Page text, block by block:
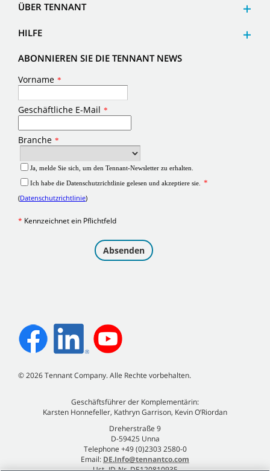
ÜBER TENNANT
HILFE
ABONNIEREN SIE DIE TENNANT NEWS
©2026Tennant Company. Alle Rechte vorbehalten.
Geschäftsführer der Komplementärin:
Karsten Honnefeller, Kathryn Garrison, Kevin O’Riordan
Dreherstraße 9
D-59425 Unna
Telephone +49 (0)2303 2580-0
Email: DE.Info@tennantco.com